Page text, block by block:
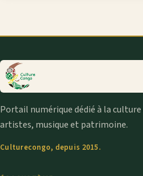
Portail numérique dédié à la
artistes, musique et patrimoine.
Culturecongo, depuis 2015.